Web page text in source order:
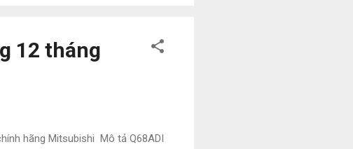
12 tháng
hãng Mitsubishi Mô tả Q68ADI